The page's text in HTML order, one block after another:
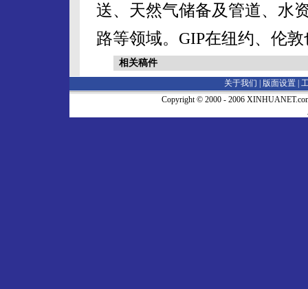
送、天然气储备及管道、水
路等领域。GIP在纽约、伦
相关稿件
关于我们 | 版面设置
Copyright © 2000 - 2006